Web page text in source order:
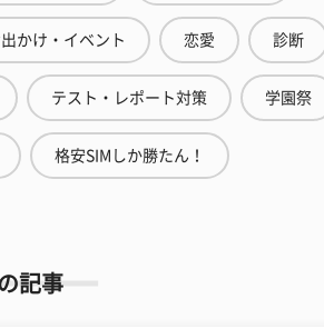
かけ・イベント 恋愛 診断
テスト・レポート対策 学園祭
格安SIMしか勝たん！
記事